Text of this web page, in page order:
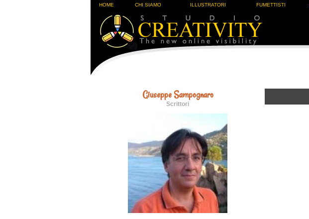
HOME CHI SIAMO ILLUSTRATORI FUMETTISTI
Giuseppe Sampognaro
Scrittori